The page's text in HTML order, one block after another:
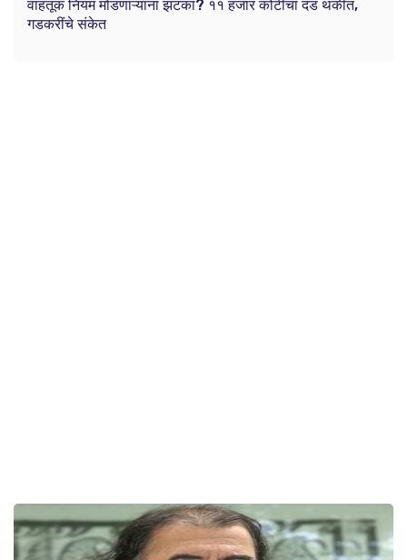
वाहतूक नियम मोडणाऱ्यांना झटका? ११ हजार कोटींचा दंड थकीत,
गडकरींचे संकेत